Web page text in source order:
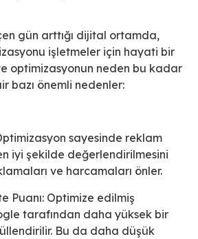
gün arttığı dijital ortamda,
işletmeler için hayati bir
optimizasyonun neden bu kadar
bazı önemli nedenler:
sayesinde reklam
iyi şekilde değerlendirilmesini
ve harcamaları önler.
Puanı: Optimize edilmiş
tarafından daha yüksek bir
Bu da daha düşük